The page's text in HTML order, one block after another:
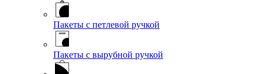
Пакеты с петлевой ручкой
Пакеты с вырубной ручкой